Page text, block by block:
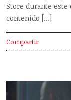
Store durante
contenido […]
Compartir